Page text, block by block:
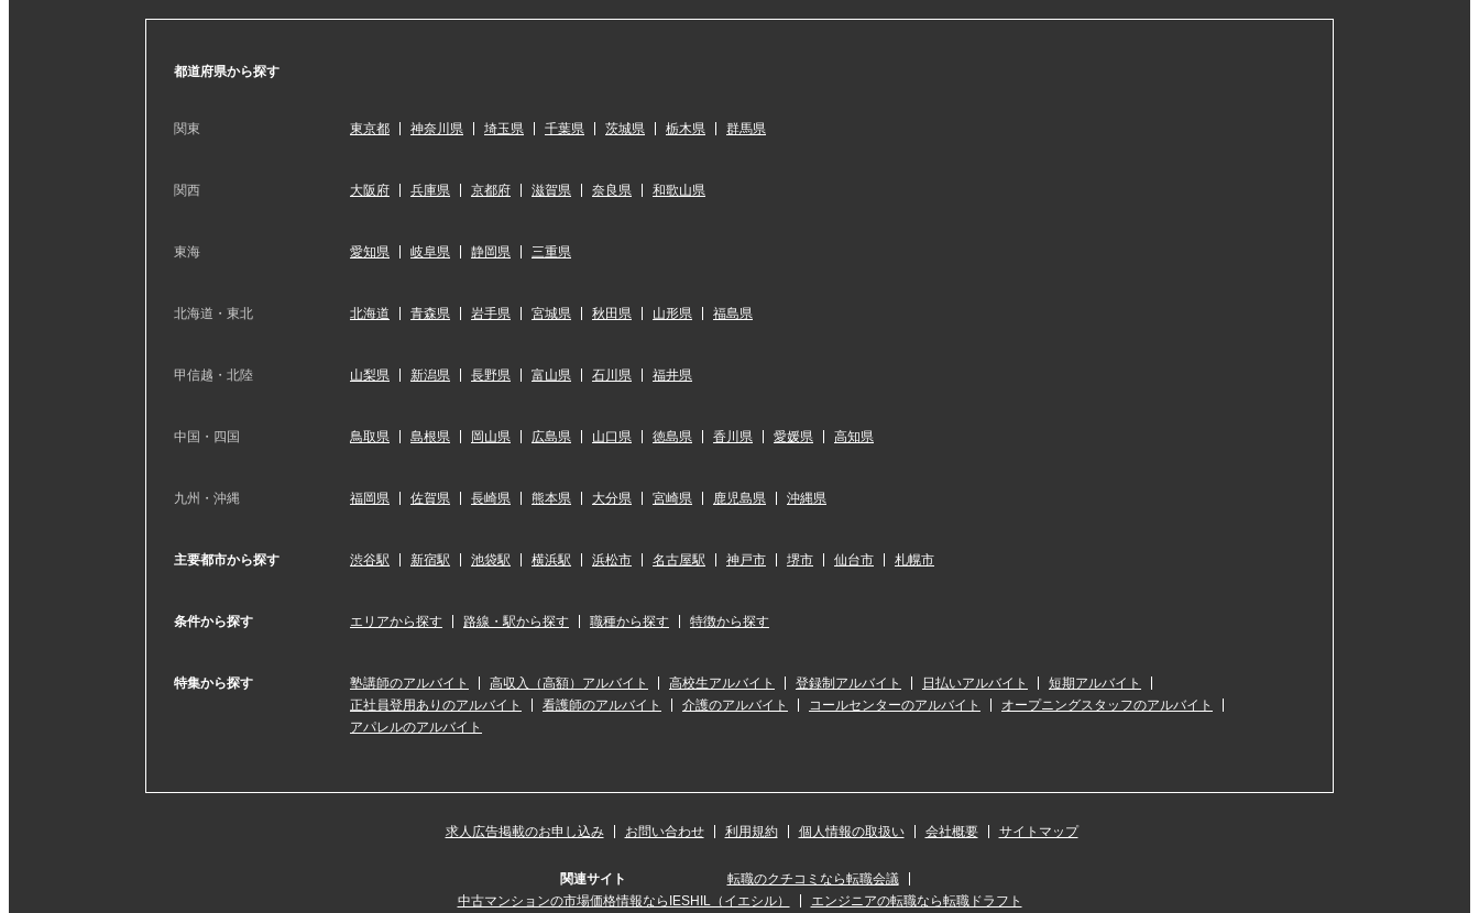
都道府県から探す
関東 東京都 神奈川県 埼玉県 千葉県 茨城県 栃木県 群馬県
関西 大阪府 兵庫県 京都府 滋賀県 奈良県 和歌山県
東海 愛知県 岐阜県 静岡県 三重県
北海道・東北 北海道 青森県 岩手県 宮城県 秋田県 山形県 福島県
甲信越・北陸 山梨県 新潟県 長野県 富山県 石川県 福井県
中国・四国 鳥取県 島根県 岡山県 広島県 山口県 徳島県 香川県 愛媛県 高知県
九州・沖縄 福岡県 佐賀県 長崎県 熊本県 大分県 宮崎県 鹿児島県 沖縄県
主要都市から探す 渋谷駅 新宿駅 池袋駅 横浜駅 浜松市 名古屋駅 神戸市 堺市 仙台市 札幌市
条件から探す エリアから探す 路線・駅から探す 職種から探す 特徴から探す
特集から探す 塾講師のアルバイト 高収入（高額）アルバイト 高校生アルバイト 登録制アルバイト 日払いアルバイト
短期アルバイト
正社員登用ありのアルバイト
看護師のアルバイト 介護のアルバイト コールセンターのアルバイト
オープニングスタッフのアルバイト
アパレルのアルバイト
求人広告掲載のお申し込み お問い合わせ 利用規約 個人情報の取扱い 会社概要 サイトマップ
関連サイト
転職のクチコミなら転職会議
中古マンションの市場価格情報ならIESHIL（イエシル）
エンジニアの転職なら転職ドラフト